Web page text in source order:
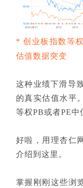
*创业板指数等
估值数据突变
这种业绩下滑导
的真实估值水平
等权PB或者PE中
好啦，用理杏仁
介绍到这里。
掌握刚刚这些浏